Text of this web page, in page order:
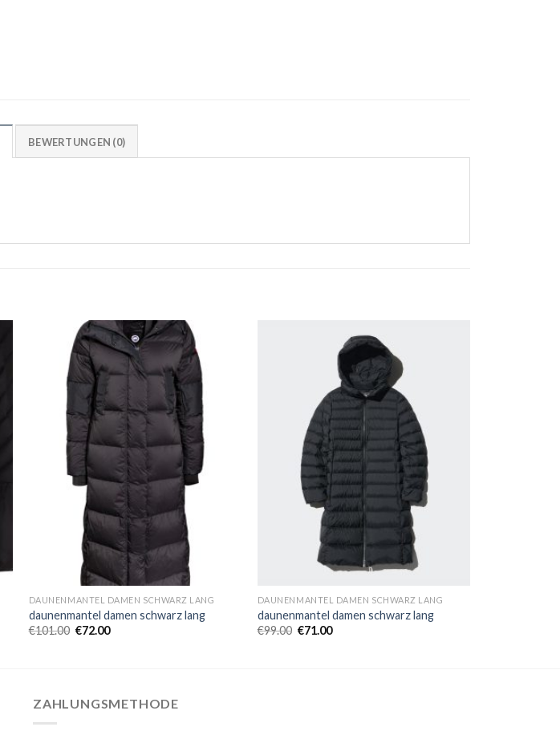
BEWERTUNGEN (0)
DAUNENMANTEL DAMEN SCHWARZ LANG
daunenmantel damen schwarz lang
€101.00 €72.00
DAUNENMANTEL DAMEN SCHWARZ LANG
daunenmantel damen schwarz lang
€99.00 €71.00
ZAHLUNGSMETHODE